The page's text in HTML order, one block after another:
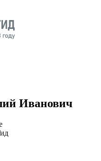
Иванович